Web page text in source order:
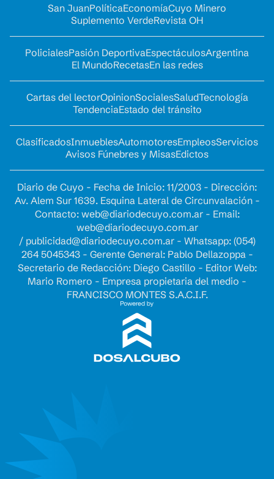
San JuanPolíticaEconomíaCuyo Minero
Suplemento VerdeRevista OH
PolicialesPasión DeportivaEspectáculosArgentina
El MundoRecetasEn las redes
Cartas del lectorOpinionSocialesSaludTecnología
TendenciaEstado del tránsito
ClasificadosInmueblesAutomotoresEmpleosServicios
Avisos Fúnebres y MisasEdictos
Diario de Cuyo - Fecha de Inicio: 11/2003 - Dirección:
Av. Alem Sur 1639. Esquina Lateral de Circunvalación -
Contacto: web@diariodecuyo.com.ar- Email:
web@diariodecuyo.com.ar
/ publicidad@diariodecuyo.com.ar- Whatsapp: (054)
264 5045343 - Gerente General: Pablo Dellazoppa -
Secretario de Redacción: Diego Castillo - Editor Web:
Mario Romero - Empresa propietaria del medio -
FRANCISCO MONTES S.A.C.I.F.